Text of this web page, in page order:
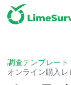
調査テンプレート
オンライン購入レ